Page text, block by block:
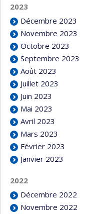
2023
Décembre 2023
Novembre 2023
Octobre 2023
Septembre 2023
Août 2023
Juillet 2023
Juin 2023
Mai 2023
Avril 2023
Mars 2023
Février 2023
Janvier 2023
2022
Décembre 2022
Novembre 2022